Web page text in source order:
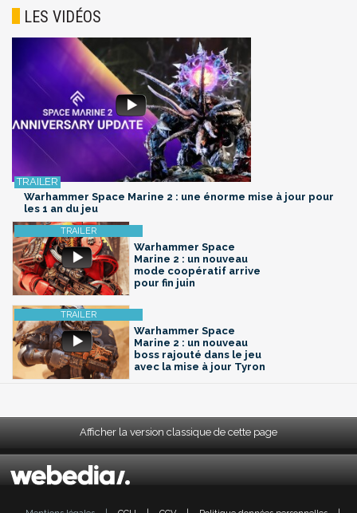
LES VIDÉOS
Warhammer Space Marine 2 : une énorme mise à jour pour
les 1 an du jeu
Warhammer Space
Marine 2 : un nouveau
mode coopératif arrive
pour fin juin
Warhammer Space
Marine 2 : un nouveau
boss rajouté dans le jeu
avec la mise à jour Tyron
Afficher la version classique de cette page